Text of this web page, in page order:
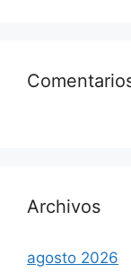
Archivos
agosto 2026